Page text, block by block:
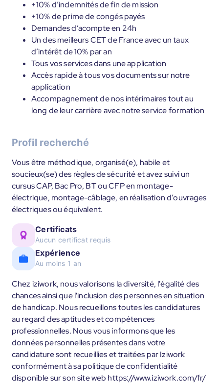
+10% d’indemnités de fin de mission
+10% de prime de congés payés
Demandes d’acompte en 24h
Un des meilleurs CET de France avec un taux
d’intérêt de 10% par an
Tous vos services dans une application
Accès rapide à tous vos documents sur notre
application
Accompagnement de nos intérimaires tout au
long de leur carrière avec notre service formation
Profil recherché
Vous être méthodique, organisé(e), habile et
soucieux(se) des règles de sécurité et avez suivi un
cursus CAP, Bac Pro, BT ou CFP en montage-
électrique, montage-câblage, en réalisation d’ouvrages
électriques ou équivalent.
Certificats
Aucun certificat requis
Expérience
Au moins 1 an
Chez iziwork, nous valorisons la diversité, l'égalité des
chances ainsi que l'inclusion des personnes en situation
de handicap. Nous recueillons toutes les candidatures
au regard des aptitudes et compétences
professionnelles. Nous vous informons que les
données personnelles présentes dans votre
candidature sont recueillies et traitées par Iziwork
conformément à sa politique de confidentialité
disponible sur son site web https://www.iziwork.com/fr/